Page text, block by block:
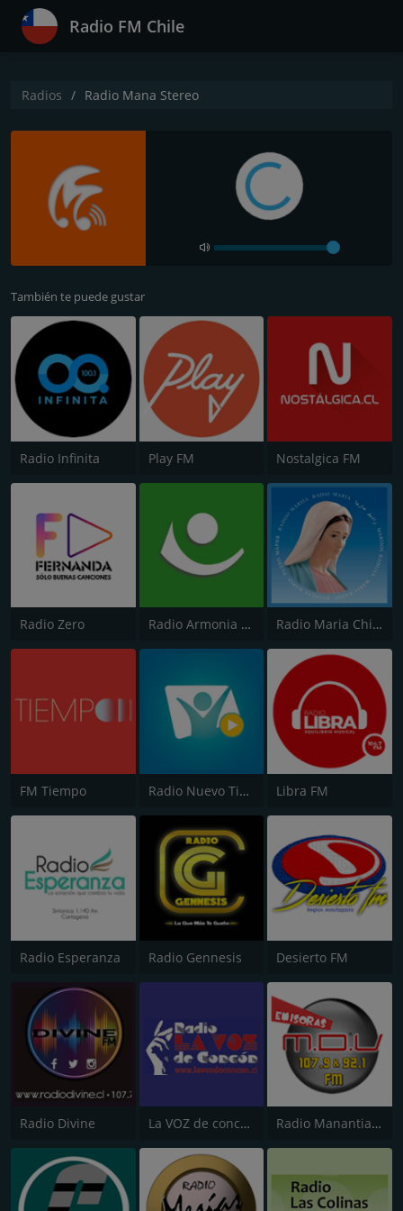
Radio FM Chile
Radios Radio Mana Stereo
También te puede gustar
Radio Infinita Play FM Nostalgica FM
Radio Zero Radio Armonia 106.3 FM Radio Maria Chile
FM Tiempo Radio Nuevo Tiempo Libra FM
Radio Esperanza Radio Gennesis Desierto FM
Radio Divine La VOZ de concón Radio Manantial de Vida